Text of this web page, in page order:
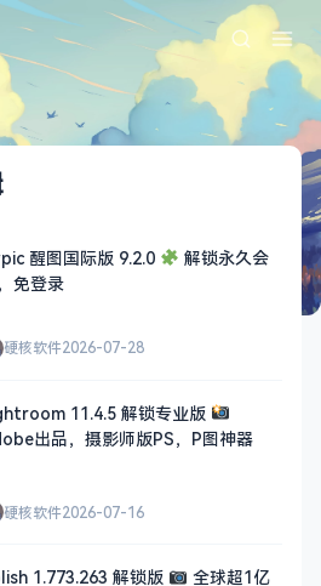
醒图国际版 9.2.0
解锁永久会
免登录
硬核软件2026-07-28
11.4.5 解锁专业版
出品，摄影师版PS，P图神器
硬核软件2026-07-16
1.773.263 解锁版
全球超1亿